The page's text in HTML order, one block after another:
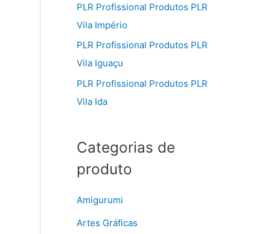
PLR Profissional Produtos PLR
Vila Império
PLR Profissional Produtos PLR
Vila Iguaçu
PLR Profissional Produtos PLR
Vila Ida
Categorias de
produto
Amigurumi
Artes Gráficas